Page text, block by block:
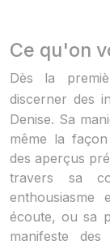
Ce qu'on
Dès la
discerner des
Denise. Sa
même la
des aperçus
travers sa
écoute, ou sa
manifeste